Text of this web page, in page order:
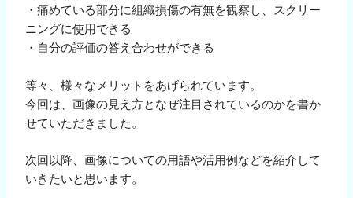
・痛めている部分に組織損傷の有無を観察し、スクリー
ニングに使用できる
・自分の評価の答え合わせができる
等々、様々なメリットをあげられています。
今回は、画像の見え方となぜ注目されているのかを書か
せていただきました。
次回以降、画像についての用語や活用例などを紹介して
いきたいと思います。